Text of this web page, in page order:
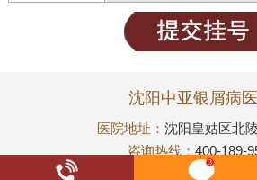
沈阳中亚银屑病
医院地址： 沈阳皇姑区北
咨询热线： 400-189-